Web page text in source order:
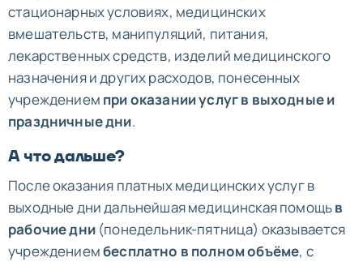
стационарных условиях, медицинских
вмешательств, манипуляций, питания,
лекарственных средств, изделий медицинского
назначения и других расходов, понесенных
учреждением при оказании услуг в выходные и
праздничные дни.
А что дальше?
После оказания платных медицинских услуг в
выходные дни дальнейшая медицинская помощьв
рабочие дни(понедельник-пятница) оказывается
учреждениембесплатно в полном объёме, с